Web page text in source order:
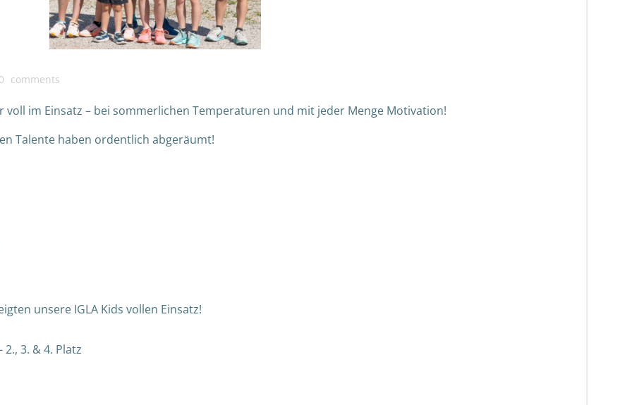
0 comments
voll im Einsatz – bei sommerlichen Temperaturen und mit jeder Menge Motivation!
Talente haben ordentlich abgeräumt!
unsere IGLA Kids vollen Einsatz!
2., 3. & 4. Platz